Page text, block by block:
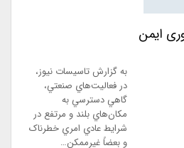
به گزارش تاسیسات نیوز،
در فعاليت‌هاي صنعتي،
گاهي دسترسي به
مکان‌هاي بلند و مرتفع در
شرايط عادي امري خطرناک
و بعضاً غيرممکن…